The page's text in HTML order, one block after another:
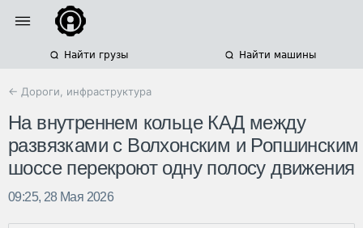
Найти грузы Найти машины
← Дороги, инфраструктура
На внутреннем кольце КАД между
развязками с Волхонским и Ропшинским
шоссе перекроют одну полосу движения
09:25, 28 Мая 2026